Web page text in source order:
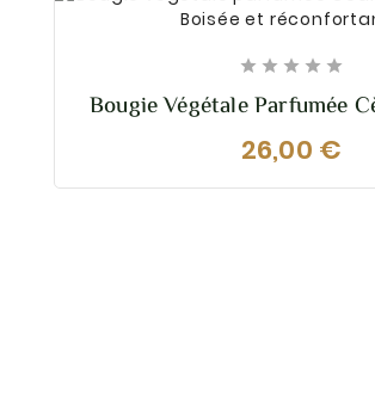
    
Bougie Végétale Parfumée
210g – Boisée Et
26,00 €